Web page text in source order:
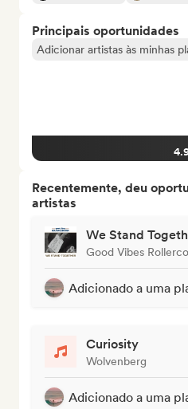
Principais oportunidades
Adicionar artistas às minhas
Recentemente, deu
artistas
We Stand
Good Vibes
Adicionado a uma
Curiosity
Wolvenberg
Adicionado a uma